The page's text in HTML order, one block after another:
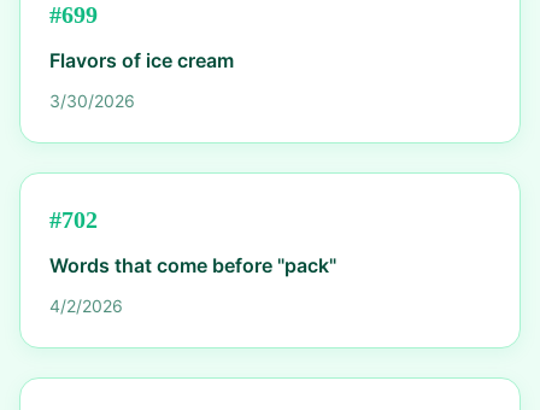
#699
Flavors of ice cream
3/30/2026
#702
Words that come before "pack"
4/2/2026